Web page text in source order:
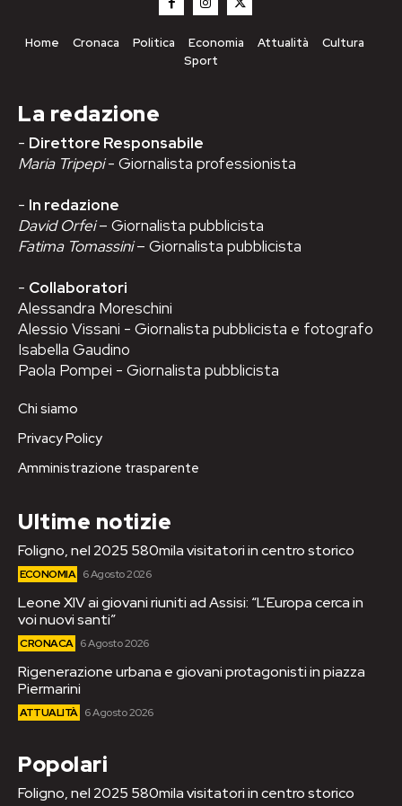
Home Cronaca Politica Economia Attualità
Cultura
Sport
La redazione
- Direttore Responsabile
Maria Tripepi- Giornalista professionista
- In redazione
David Orfei– Giornalista pubblicista
Fatima Tomassini– Giornalista pubblicista
- Collaboratori
Alessandra Moreschini
Alessio Vissani - Giornalista pubblicista e fotografo
Isabella Gaudino
Paola Pompei - Giornalista pubblicista
Chi siamo
Privacy Policy
Amministrazione trasparente
Ultime notizie
Foligno, nel 2025 580mila visitatori in centro storico
ECONOMIA 6 Agosto 2026
Leone XIV ai giovani riuniti ad Assisi: “L’Europa cerca in
voi nuovi santi”
CRONACA 6 Agosto 2026
Rigenerazione urbana e giovani protagonisti in piazza
Piermarini
ATTUALITÀ 6 Agosto 2026
Popolari
Foligno, nel 2025 580mila visitatori in centro storico